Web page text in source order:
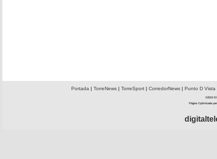
Portada | TorreNews| TorreSport| CorredorNews| Punto D Vista
©2010 El
Página Optimizada